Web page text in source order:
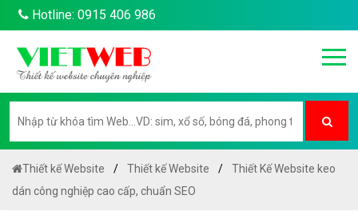
Hotline: 0915 406 986
Thiết kế Website Thiết kế Website
Thiết Kế Website keo
dán công nghiệp cao cấp, chuẩn SEO